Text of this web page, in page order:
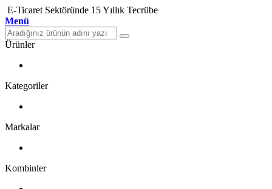
E-Ticaret Sektöründe 15 Yıllık Tecrübe
Menü
Ürünler
Kategoriler
Markalar
Kombinler